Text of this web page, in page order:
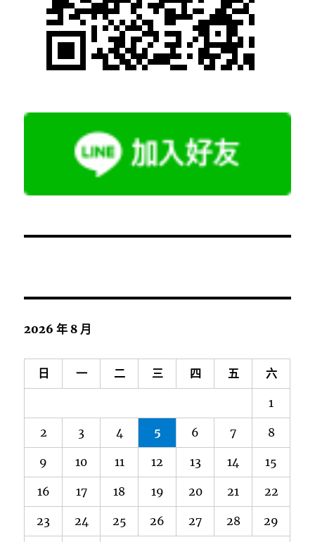
2026 年 8 月
日 一 二 三 四 五 六
1
2 3 4 5 6 7 8
9 10 11 12 13 14 15
16 17 18 19 20 21 22
23 24 25 26 27 28 29